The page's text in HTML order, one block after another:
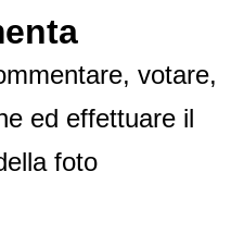
votare,
ed effettuare il
foto